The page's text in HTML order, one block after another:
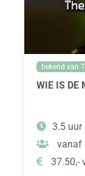
bekend van
WIE IS DE
3.5 uur
vanaf
37.50,-